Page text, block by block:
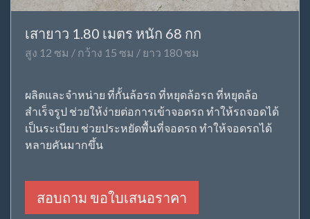
เสายาว 1.80 เมตร หนัก 68 กก
สูง 12 ซม / กว้าง 15 ซม / ยาว 180 ซม
ผลิตและจำหน่าย ที่กั้นล้อรถ ที่หยุดล้อรถ ที่หยุดล้อ
สำเร็จรูป ช่วยให้ง่ายต่อการเข้าจอดรถ ทำให้รถจอดได้
เป็นระเบียบ ช่วยประหยัดพื้นที่จอดรถ ทำให้จอดรถได้
หลายคันมากขึ้น
สอบถาม ขอใบเสนอราคา